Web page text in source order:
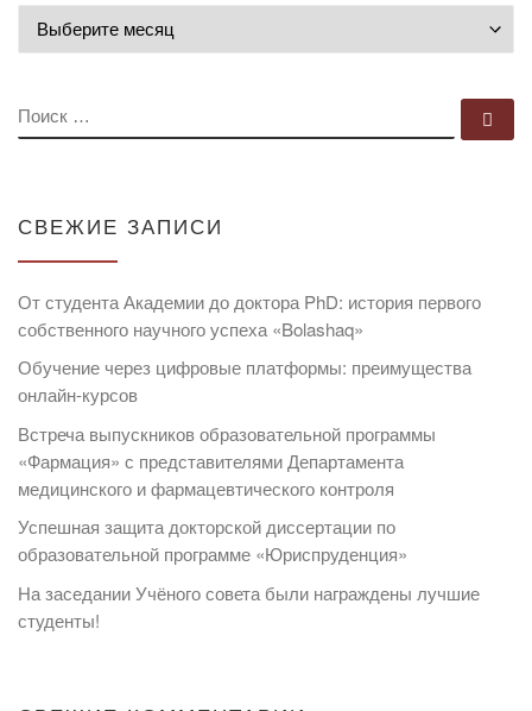
ПОИСК
СВЕЖИЕ ЗАПИСИ
От студента Академии до доктора PhD: история первого
собственного научного успеха «Bolashaq»
Обучение через цифровые платформы: преимущества
онлайн-курсов
Встреча выпускников образовательной программы
«Фармация» с представителями Департамента
медицинского и фармацевтического контроля
Успешная защита докторской диссертации по
образовательной программе «Юриспруденция»
На заседании Учёного совета были награждены лучшие
студенты!